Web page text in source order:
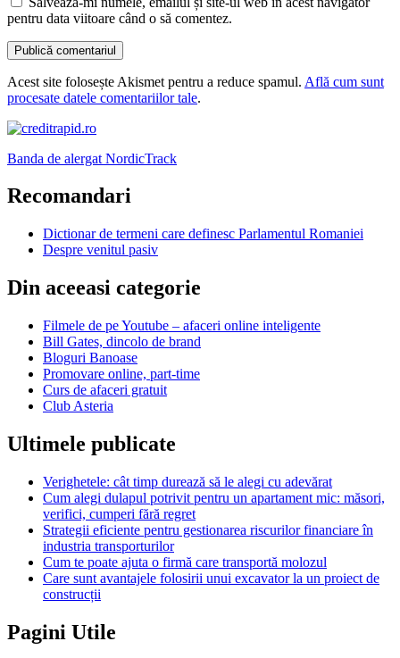
pentru data viitoare când o să comentez.
Acest site folosește Akismet pentru a reduce spamul. Află cum sunt
procesate datele comentariilor tale.
Banda de alergat NordicTrack
Recomandari
Dictionar de termeni care definesc Parlamentul Romaniei
Despre venitul pasiv
Din aceeasi categorie
Filmele de pe Youtube – afaceri online inteligente
Bill Gates, dincolo de brand
Bloguri Banoase
Promovare online, part-time
Curs de afaceri gratuit
Club Asteria
Ultimele publicate
Verighetele: cât timp durează să le alegi cu adevărat
Cum alegi dulapul potrivit pentru un apartament mic: măsori,
verifici, cumperi fără regret
Strategii eficiente pentru gestionarea riscurilor financiare în
industria transporturilor
Cum te poate ajuta o firmă care transportă molozul
Care sunt avantajele folosirii unui excavator la un proiect de
construcții
Pagini Utile